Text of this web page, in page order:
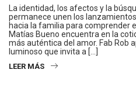
La identidad, los afectos y la
permanece unen los
hacia la familia para comprender
Matías Bueno encuentra en la
más auténtica del amor. Fab Rob
luminoso que invita a […]
LEER MÁS